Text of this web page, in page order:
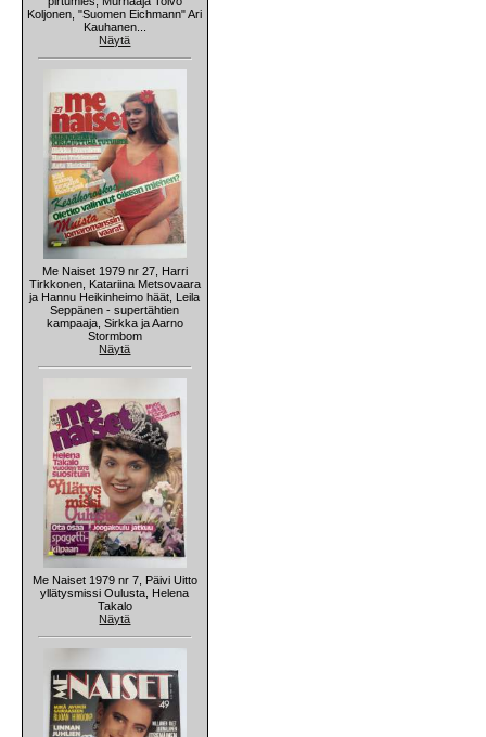
Koljonen, "Suomen Eichmann" Ari
Kauhanen...
Näytä
Me Naiset 1979 nr 27, Harri
Tirkkonen, Katariina Metsovaara
ja Hannu Heikinheimo häät, Leila
Seppänen - supertähtien
kampaaja, Sirkka ja Aarno
Stormbom
Näytä
Me Naiset 1979 nr 7, Päivi Uitto
yllätysmissi Oulusta, Helena
Takalo
Näytä